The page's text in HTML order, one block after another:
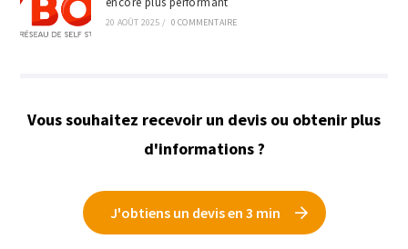
20 AOÛT 2025 / 0 COMMENTAIRE
Vous souhaitez recevoir un devis ou obtenir plus
d'informations ?
J'obtiens un devis en 3 min